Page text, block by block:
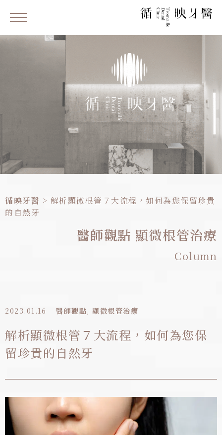
循映牙醫 > 解析顯微根管７大流程，如何為您保留珍貴
的自然牙
醫師觀點 顯微根管治療
Column
2023.01.16 醫師觀點, 顯微根管治療
解析顯微根管７大流程，如何為您保
留珍貴的自然牙